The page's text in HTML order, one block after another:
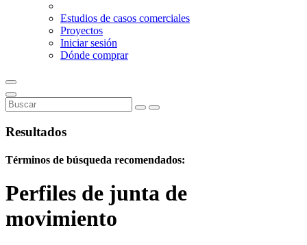
Estudios de casos comerciales
Proyectos
Iniciar sesión
Dónde comprar
Resultados
Términos de búsqueda recomendados:
Perfiles de junta de
movimiento